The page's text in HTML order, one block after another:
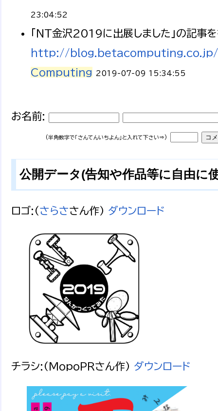
23:04:52
「NT金沢2019に出展しました」の記事を
http://
Computing
2019-07-09 15:34:55
お名前:
(半角数字で「さんてんいちよん」と入れて下さい⇒)
公開データ(告知や作品等に自由に
ロゴ:(さらささん作) ダウンロード
チラシ:(MopoPRさん作) ダウンロード